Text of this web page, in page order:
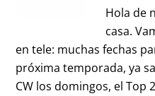
Hola de
casa.
en tele: muchas fechas
próxima temporada, ya
CW los domingos, el Top